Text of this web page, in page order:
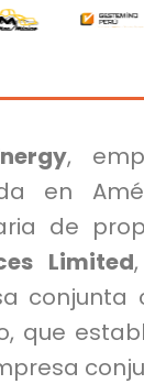
,
en
de
Limited
conjunta
que